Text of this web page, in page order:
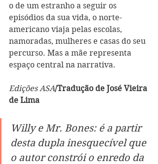
o de um estranho a seguir os
episódios da sua vida, o norte-
americano viaja pelas escolas,
namoradas, mulheres e casas do seu
percurso. Mas a mãe representa
espaço central na narrativa.
Edições ASA/Tradução de José Vieira
de Lima
Willy e Mr. Bones: é a partir
desta dupla inesquecível que
o autor constrói o enredo da